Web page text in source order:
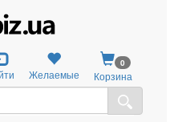
Желаемые
0
Корзина